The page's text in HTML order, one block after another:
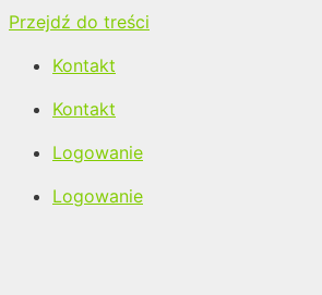
Przejdź do treści
Kontakt
Kontakt
Logowanie
Logowanie